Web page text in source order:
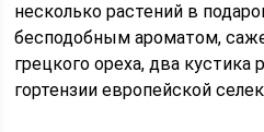
несколько растений в
бесподобным ароматом,
грецкого ореха, два кустика
гортензии европейской